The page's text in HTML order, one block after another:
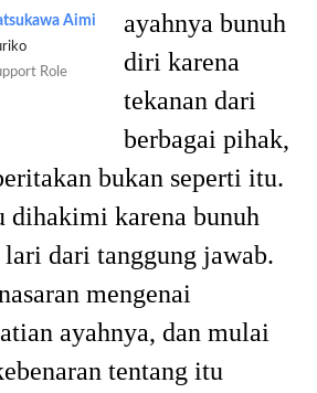
Aimi
Role
ayahnya bunuh
diri karena
tekanan dari
berbagai pihak,
bukan seperti itu.
dihakimi karena bunuh
dari tanggung jawab.
mengenai
ayahnya, dan mulai
tentang itu